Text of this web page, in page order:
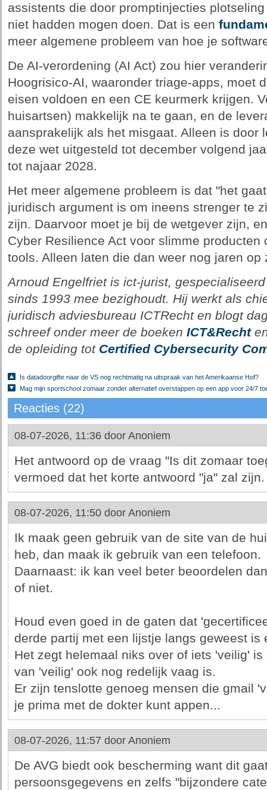
assistents die door promptinjecties
niet hadden mogen doen. Dat is een
meer algemene probleem van hoe je
De AI-verordening (AI Act) zou hier
Hoogrisico-AI, waaronder triage-apps, moet
eisen voldoen en een CE keurmerk krijgen.
huisartsen) makkelijk na te gaan, en de
aansprakelijk als het misgaat. Alleen is door
deze wet uitgesteld tot december volgend
tot najaar 2028.
Het meer algemene probleem is dat "het
juridisch argument is om ineens strenger te
zijn. Daarvoor moet je bij de wetgever zijn,
Cyber Resilience Act voor slimme producten
tools. Alleen laten die dan weer nog jaren op
Arnoud Engelfriet is ict-jurist,
sinds 1993 mee bezighoudt. Hij werkt als
juridisch adviesbureau ICTRecht en blogt
schreef onder meer de boeken ICT&Recht
de opleiding tot Certified Cybersecurity
Is datadoorgifte naar de VS nog rechtmatig na uitspraak van het Amerikaanse Hof?
Mag mijn sportschool zomaar zonder alternatief overstappen op een app voor 24/7
Reacties (22)
08-07-2026, 11:36 door Anoniem
Het antwoord op de vraag "Is dit zomaar
vermoed dat het korte antwoord "ja" zal zijn.
08-07-2026, 11:50 door Anoniem
Ik maak geen gebruik van de site van de
heb, dan maak ik gebruik van een telefoon.
Daarnaast: ik kan veel beter beoordelen
of niet.
Houd even goed in de gaten dat
derde partij met een lijstje langs geweest is
Het zegt helemaal niks over of iets 'veilig'
van 'veilig' ook nog redelijk vaag is.
Er zijn tenslotte genoeg mensen die gmail
je prima met de dokter kunt appen...
08-07-2026, 11:57 door Anoniem
De AVG biedt ook bescherming want dit
persoonsgegevens en zelfs "bijzondere